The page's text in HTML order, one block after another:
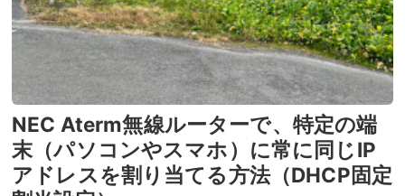
NEC Aterm無線ルーターで、特定の端
末（パソコンやスマホ）に常に同じIP
アドレスを割り当てる方法（DHCP固定